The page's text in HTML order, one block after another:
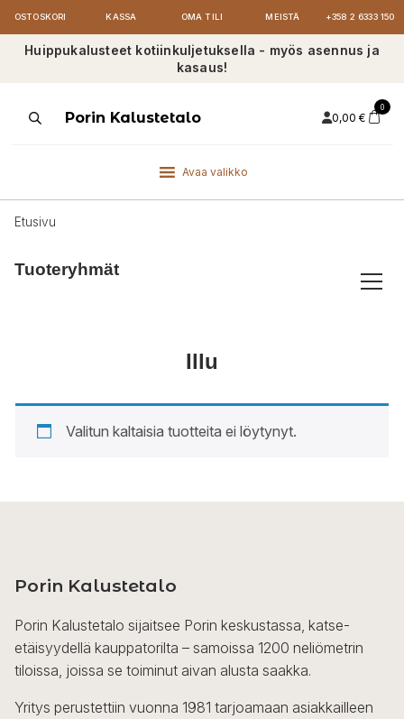
OSTOSKORI KASSA OMA TILI MEISTÄ +358 2 6333 150
Huippukalusteet kotiinkuljetuksella - myös asennus ja
kasaus!
ProductsPorin Kalustetalo 0,00 €
0
Avaa valikko
Etusivu
Tuoteryhmät
Illu
Valitun kaltaisia tuotteita ei löytynyt.
Porin Kalustetalo
Porin Kalustetalo sijaitsee Porin keskustassa, katse-
etäisyydellä kauppatorilta – samoissa 1200 neliömetrin
tiloissa, joissa se toiminut aivan alusta saakka.
Yritys perustettiin vuonna 1981 tarjoamaan asiakkailleen